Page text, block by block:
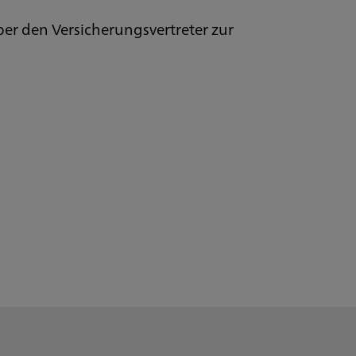
den Versicherungsvertreter zur